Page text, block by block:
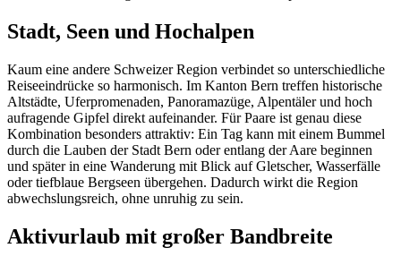
Stadt, Seen und Hochalpen
Kaum eine andere Schweizer Region verbindet so unterschiedliche
Reiseeindrücke so harmonisch. Im Kanton Bern treffen historische
Altstädte, Uferpromenaden, Panoramazüge, Alpentäler und hoch
aufragende Gipfel direkt aufeinander. Für Paare ist genau diese
Kombination besonders attraktiv: Ein Tag kann mit einem Bummel
durch die Lauben der Stadt Bern oder entlang der Aare beginnen
und später in eine Wanderung mit Blick auf Gletscher, Wasserfälle
oder tiefblaue Bergseen übergehen. Dadurch wirkt die Region
abwechslungsreich, ohne unruhig zu sein.
Aktivurlaub mit großer Bandbreite